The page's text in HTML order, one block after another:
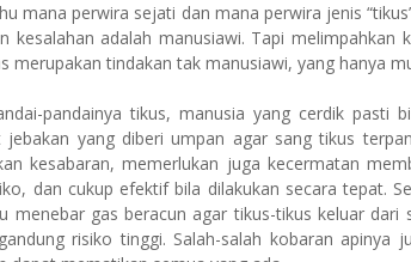
mana perwira sejati dan mana perwira jenis
kesalahan adalah manusiawi. Tapi
merupakan tindakan tak manusiawi, yang hanya
pandainya tikus, manusia yang cerdik pasti
jebakan yang diberi umpan agar sang tikus
kesabaran, memerlukan juga kecermatan
dan cukup efektif bila dilakukan secara tepat.
menebar gas beracun agar tikus-tikus keluar
risiko tinggi. Salah-salah kobaran